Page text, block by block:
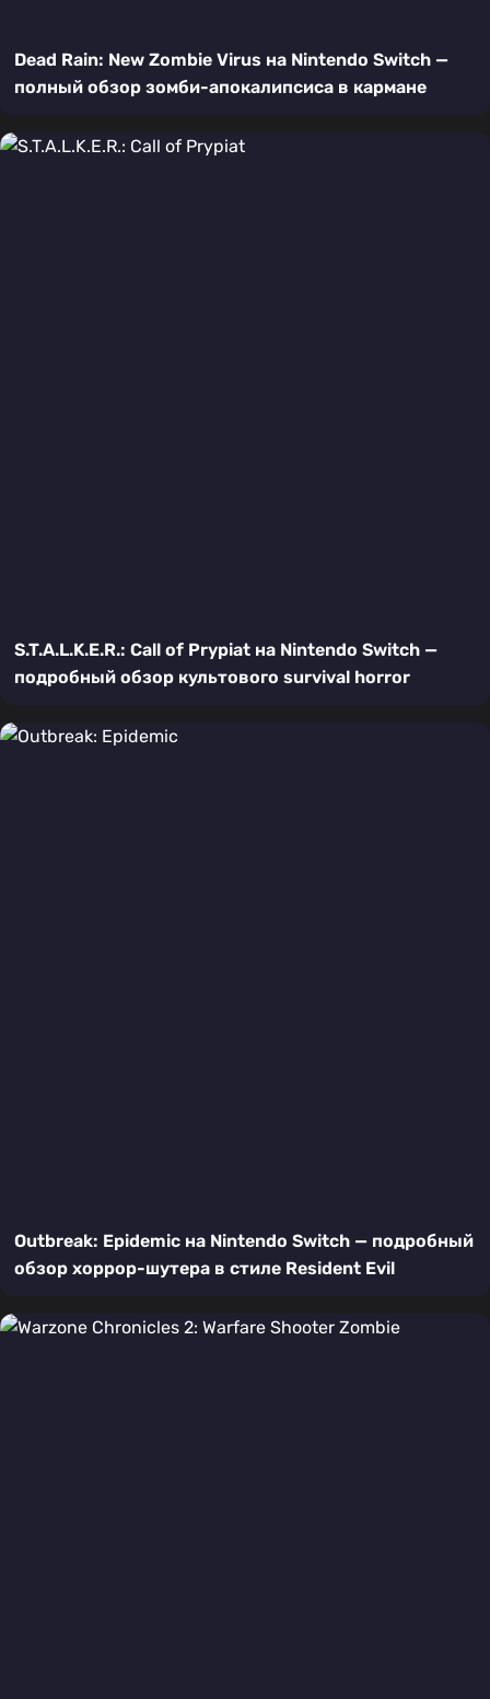
Dead Rain: New Zombie Virus на Nintendo Switch —
полный обзор зомби-апокалипсиса в кармане
S.T.A.L.K.E.R.: Call of Prypiat на Nintendo Switch —
подробный обзор культового survival horror
Outbreak: Epidemic на Nintendo Switch — подробный
обзор хоррор-шутера в стиле Resident Evil